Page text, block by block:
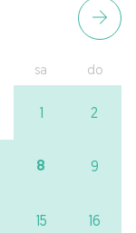
sa do
1 2
8 9
15 16